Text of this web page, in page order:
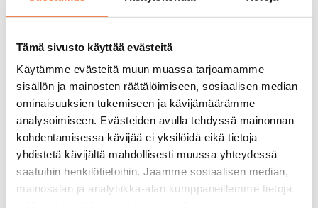
Tämä sivusto käyttää evästeitä
Käytämme evästeitä muun muassa tarjoamamme
sisällön ja mainosten räätälöimiseen, sosiaalisen median
ominaisuuksien tukemiseen ja kävijämäärämme
analysoimiseen. Evästeiden avulla tehdyssä mainonnan
kohdentamisessa kävijää ei yksilöidä eikä tietoja
yhdistetä kävijältä mahdollisesti muussa yhteydessä
saatuihin henkilötietoihin. Jaamme sosiaalisen median,
mainosalan ja analytiikka-alan kumppaneillemme tietoja
1 199 €/kk
Vuokravakuus
0 €
Vuokrasopimus
Toistaiseksi voimassa oleva, minimi asumisaika
12 kk
Irtisanomis­mahdollisuus